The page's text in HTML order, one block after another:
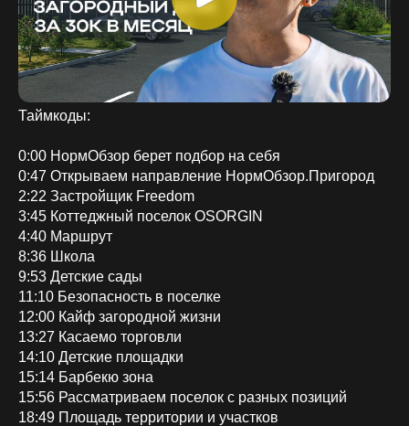
Таймкоды:
0:00 НормОбзор берет подбор на себя
0:47 Открываем направление НормОбзор.Пригород
2:22 Застройщик Freedom
3:45 Коттеджный поселок OSORGIN
4:40 Маршрут
8:36 Школа
9:53 Детские сады
11:10 Безопасность в поселке
12:00 Кайф загородной жизни
13:27 Касаемо торговли
14:10 Детские площадки
15:14 Барбекю зона
15:56 Рассматриваем поселок с разных позиций
18:49 Площадь территории и участков